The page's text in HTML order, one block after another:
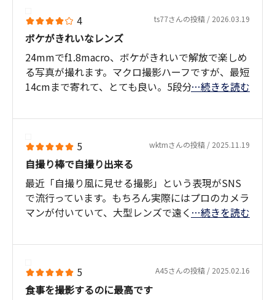
ボケがきれいなレンズ
24mmでf1.8macro、ボケがきれいで解放で楽しめ
る写真が撮れます。マクロ撮影ハーフですが、最短
14cmまで寄れて、とても良い。5段分の手ぶれ補
段の補正が可能である事も、あまり手ぶれを意識
っていますが、やはり単焦点は良いと感じます。
EFと言う事もありますので、比較対象にはならな
写力もシャープです。
とても、気に入っています。
…続きを読む
4 ts77さんの投稿 / 2026.03.19
自撮り棒で自撮り出来る
最近「自撮り風に見せる撮影」という表現がSNS
で流行っています。もちろん実際にはプロのカメラ
マンが付いていて、大型レンズで遠くから自撮り
プロの撮影技術です。
ところが。軽量な R50V にこのレンズを付け縦構図
にすれば、
…続きを読む
5 wktmさんの投稿 / 2025.11.19
食事を撮影するのに最高です
5 A45さんの投稿 / 2025.02.16